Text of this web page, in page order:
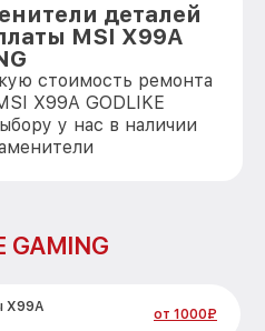
деталей
MSI X99A
стоимость ремонта
X99A GODLIKE
у нас в наличии
GAMING
X99A
от 1000₽